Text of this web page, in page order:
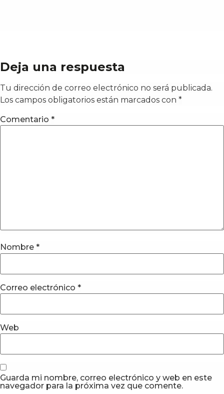
Deja una respuesta
Tu dirección de correo electrónico no será publicada.
Los campos obligatorios están marcados con *
Comentario *
Nombre *
Correo electrónico *
Web
Guarda mi nombre, correo electrónico y web en este
navegador para la próxima vez que comente.